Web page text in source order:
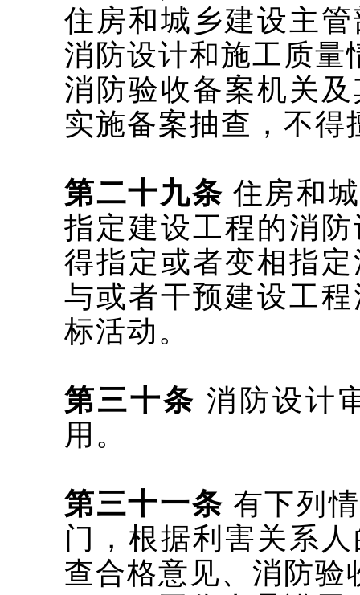
住房和城乡建设主
消防设计和施工质量
消防验收备案机关
实施备案抽查，不得
第二十九条 住房和
指定建设工程的消
得指定或者变相指
与或者干预建设工
标活动。
第三十条 消防设计
用。
第三十一条 有下列
门，根据利害关系
查合格意见、消防验